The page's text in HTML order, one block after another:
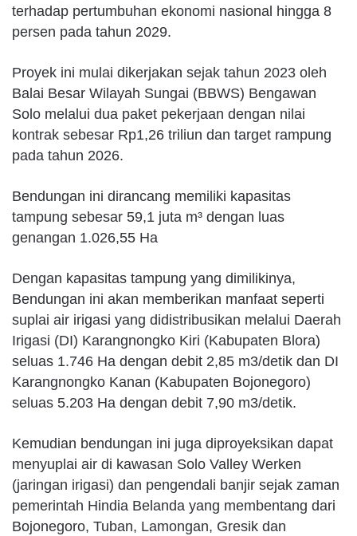
terhadap pertumbuhan ekonomi nasional hingga 8
persen pada tahun 2029.
Proyek ini mulai dikerjakan sejak tahun 2023 oleh
Balai Besar Wilayah Sungai (BBWS) Bengawan
Solo melalui dua paket pekerjaan dengan nilai
kontrak sebesar Rp1,26 triliun dan target rampung
pada tahun 2026.
Bendungan ini dirancang memiliki kapasitas
tampung sebesar 59,1 juta m³ dengan luas
genangan 1.026,55 Ha
Dengan kapasitas tampung yang dimilikinya,
Bendungan ini akan memberikan manfaat seperti
suplai air irigasi yang didistribusikan melalui Daerah
Irigasi (DI) Karangnongko Kiri (Kabupaten Blora)
seluas 1.746 Ha dengan debit 2,85 m3/detik dan DI
Karangnongko Kanan (Kabupaten Bojonegoro)
seluas 5.203 Ha dengan debit 7,90 m3/detik.
Kemudian bendungan ini juga diproyeksikan dapat
menyuplai air di kawasan Solo Valley Werken
(jaringan irigasi) dan pengendali banjir sejak zaman
pemerintah Hindia Belanda yang membentang dari
Bojonegoro, Tuban, Lamongan, Gresik dan